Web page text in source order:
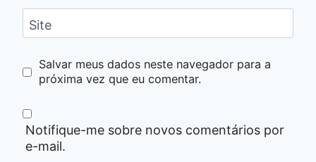
Site
Salvar meus dados neste navegador para a
próxima vez que eu comentar.
Notifique-me sobre novos comentários por
e-mail.